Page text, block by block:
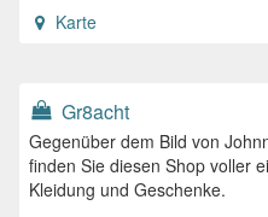
Karte
Gr8acht
Gegenüber dem Bild von
finden Sie diesen Shop voller
Kleidung und Geschenke.